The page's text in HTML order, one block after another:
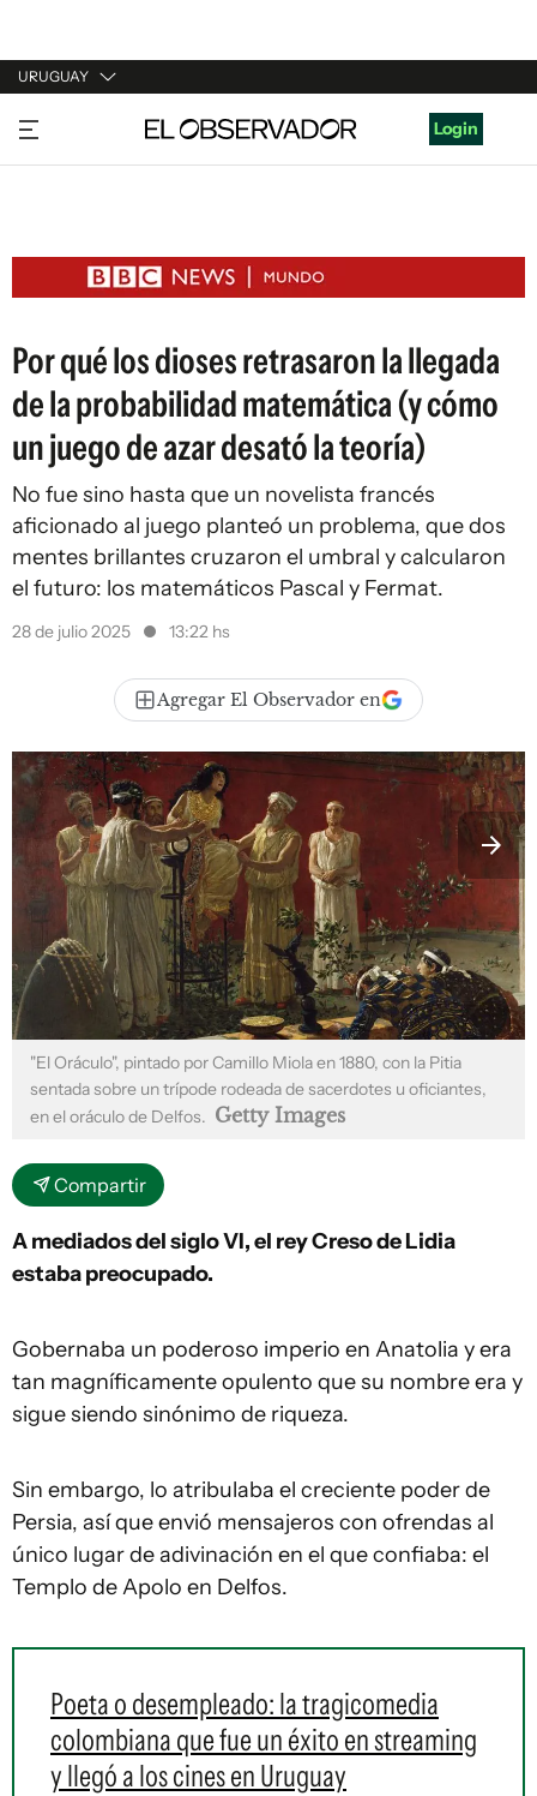
URUGUAY
URUGUAY
ARGENTINA
ESTADOS UNIDOS
Login
Por qué los dioses retrasaron la llegada
de la probabilidad matemática (y cómo
un juego de azar desató la teoría)
No fue sino hasta que un novelista francés
aficionado al juego planteó un problema, que dos
mentes brillantes cruzaron el umbral y calcularon
el futuro: los matemáticos Pascal y Fermat.
28 de julio 2025 13:22 hs
Agregar El Observador en
"El Oráculo", pintado por Camillo Miola en 1880, con la Pitia
sentada sobre un trípode rodeada de sacerdotes u oficiantes,
en el oráculo de Delfos. Getty Images
Compartir
A mediados del siglo VI, el rey Creso de Lidia
estaba preocupado.
Gobernaba un poderoso imperio en Anatolia y era
tan magníficamente opulento que su nombre era y
sigue siendo sinónimo de riqueza.
Sin embargo, lo atribulaba el creciente poder de
Persia, así que envió mensajeros con ofrendas al
único lugar de adivinación en el que confiaba: el
Templo de Apolo en Delfos.
Poeta o desempleado: la tragicomedia
colombiana que fue un éxito en streaming
y llegó a los cines en Uruguay